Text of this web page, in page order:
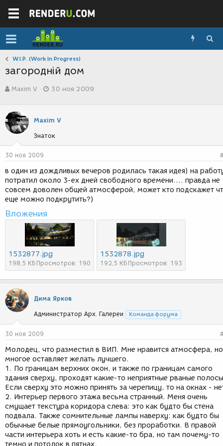
W.I.P. (Work In Progress)
загородній дом
в
р
т
е
м
ы
Maxim V
а
с
з
д
и
я
30 ноя 2009
Maxim V
Знаток
30 ноя 2009
в один из дождливых вечеров родилась такая идея) на
потратил около 3-ех дней свободного времени.... правда не
совсем доволен общей атмосферой, может кто подскажет
еще можно подкрутить?)
Вложения
1532877.jpg
198,5 КБ Просмотров: 190
1532878.jpg
192,5 КБ Просмотров: 193
Дима Ярков
Администратор Арх. Галереи Команда форума
30 ноя 2009
Молодец, что разместил в ВИП. Мне нравится атмосфера, но
многое оставляет желать лучшего.
1. По границам верхних окон, и также по границам самого
здания сверху, проходят какие-то неприятные рваные
Если сверху это можно принять за черепицу, то на окнах -
2. Интерьер первого этажа весьма странный. Меня очень
смущает текстура коридора слева: это как будто бы стена
подвала. Также сомнительные лампы наверху: как будто бы
обычные белые прямоугольники, без проработки. В правой
части интерьера хоть и есть какие-то бра, но там почему-то
темно и потолок в пятнах.